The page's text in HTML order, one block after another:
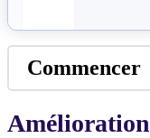
Commencer